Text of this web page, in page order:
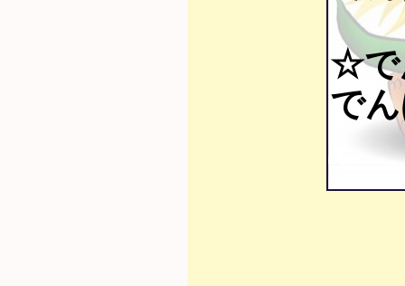
☆で
で